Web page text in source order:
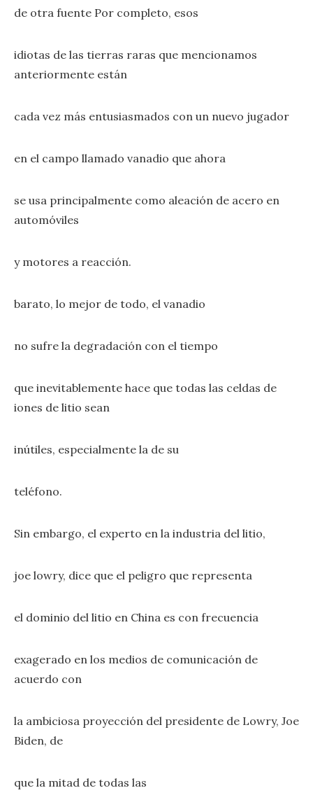
de otra fuente Por completo, esos
idiotas de las tierras raras que mencionamos
anteriormente están
cada vez más entusiasmados con un nuevo jugador
en el campo llamado vanadio que ahora
se usa principalmente como aleación de acero en
automóviles
y motores a reacción.
barato, lo mejor de todo, el vanadio
no sufre la degradación con el tiempo
que inevitablemente hace que todas las celdas de
iones de litio sean
inútiles, especialmente la de su
teléfono.
Sin embargo, el experto en la industria del litio,
joe lowry, dice que el peligro que representa
el dominio del litio en China es con frecuencia
exagerado en los medios de comunicación de
acuerdo con
la ambiciosa proyección del presidente de Lowry, Joe
Biden, de
que la mitad de todas las